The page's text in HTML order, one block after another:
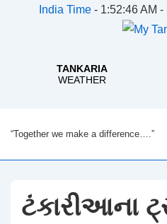
India Time - 1:52:46 AM
Skip
to
Content
“Together we make a difference….”
ટંકારીઆના